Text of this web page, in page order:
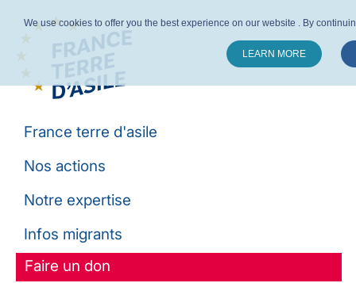
France terre d'asile
Nos actions
Notre expertise
Infos migrants
Faire un don
We use cookies to offer you the best experience on our website . By
LEARN MORE